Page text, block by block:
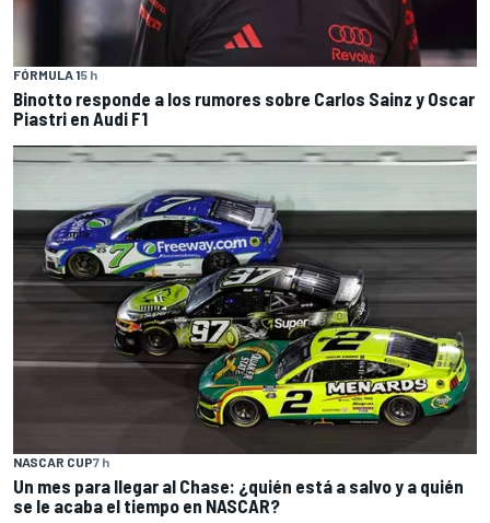
FÓRMULA 15 h
Binotto responde a los rumores sobre Carlos Sainz y Oscar
Piastri en Audi F1
NASCAR CUP7 h
Un mes para llegar al Chase: ¿quién está a salvo y a quién
se le acaba el tiempo en NASCAR?